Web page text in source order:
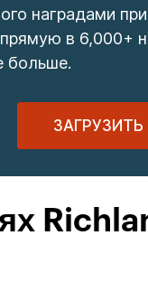
наградами
в 6,000+
больше.
ЗАГРУЗИТЬ